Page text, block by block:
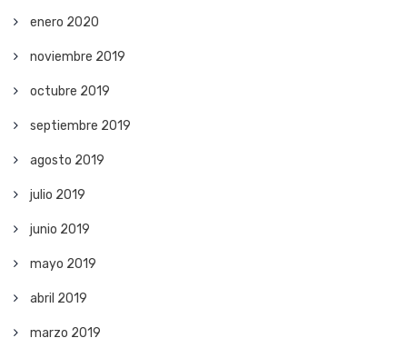
enero 2020
noviembre 2019
octubre 2019
septiembre 2019
agosto 2019
julio 2019
junio 2019
mayo 2019
abril 2019
marzo 2019